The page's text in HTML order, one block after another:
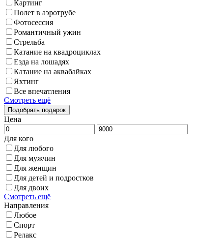
Картинг
Полет в аэротрубе
Фотосессия
Романтичный ужин
Стрельба
Катание на квадроциклах
Езда на лошадях
Катание на аквабайках
Яхтинг
Все впечатления
Смотреть ещё
Цена
Для кого
Для любого
Для мужчин
Для женщин
Для детей и подростков
Для двоих
Смотреть ещё
Направления
Любое
Спорт
Релакс